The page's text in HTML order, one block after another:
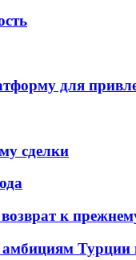
для
сделки
к
амбициям Турции